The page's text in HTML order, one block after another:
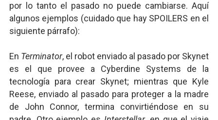
por lo tanto el pasado no puede cambiarse. Aquí
algunos ejemplos (cuidado que hay SPOILERS en el
siguiente párrafo):
En Terminator, el robot enviado al pasado por Skynet
es el que provee a Cyberdine Systems de la
tecnología para crear Skynet; mientras que Kyle
Reese, enviado al pasado para proteger a la madre
de John Connor, termina convirtiéndose en su